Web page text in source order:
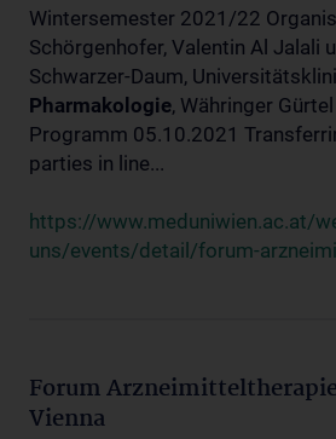
Wintersemester 2021/22
Schörgenhofer, Valentin Al Jalali
Schwarzer-Daum,
Pharmakologie, Währinger
Programm 05.10.2021
parties in line...
https://www.meduniwien.ac.at/
uns/events/detail/forum-
Forum
Vienna